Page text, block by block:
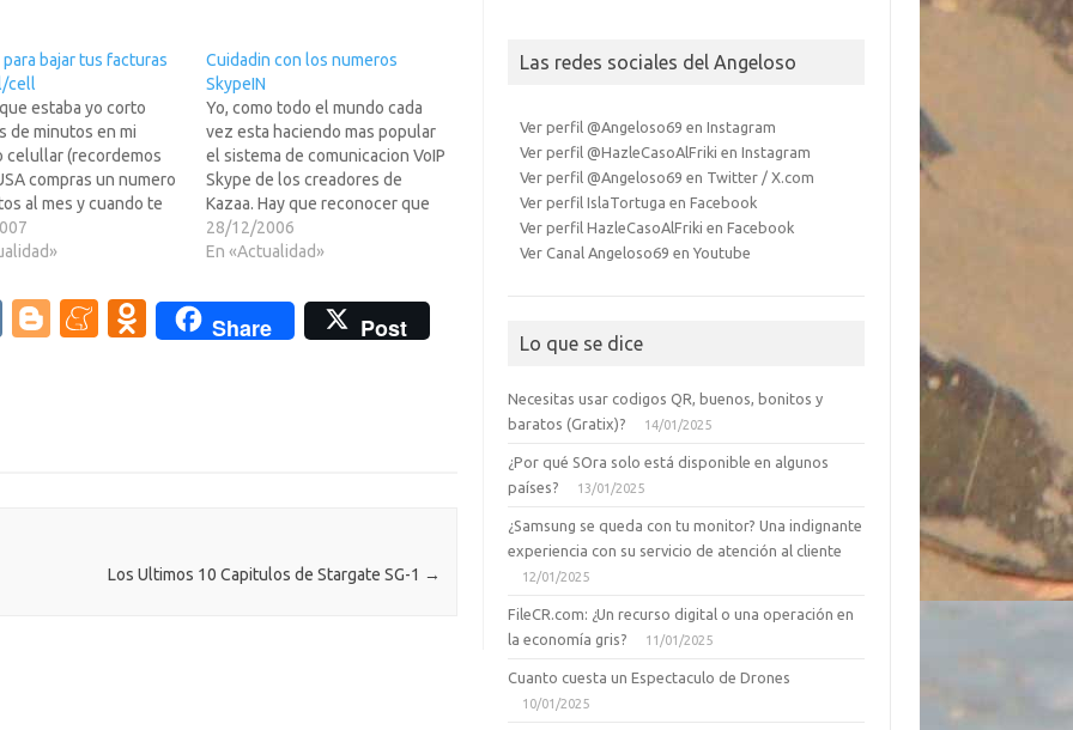
bajar tus facturas
cell
estaba yo corto
de minutos en mi
celullar (recordemos
compras un numero
al mes y cuando te
esos te cobran a medio
minuto que te
dar la vuelta a…
Cuidadin con los numeros
SkypeIN
Yo, como todo el mundo cada
vez esta haciendo mas popular
el sistema de comunicacion VoIP
Skype de los creadores de
Kazaa. Hay que reconocer que
funciona realmente bien y la
calidad de sonido es realmente
computadora por enmedio, la
cual esta realizando otras
28/12/2006
En «Actualidad»
V
Bl
M O
ik
Share
Post
Los Ultimos 10 Capitulos de Stargate SG-1 →
Las redes sociales del Angeloso
Ver perfil @Angeloso69 en Instagram
Ver perfil @HazleCasoAlFriki en Instagram
Ver perfil @Angeloso69 en Twitter / X.com
Ver perfil IslaTortuga en Facebook
Ver perfil HazleCasoAlFriki en Facebook
Ver Canal Angeloso69 en Youtube
Lo que se dice
Necesitas usar codigos QR, buenos, bonitos y
baratos (Gratix)?
14/01/2025
¿Por qué SOra solo está disponible en algunos
países?
13/01/2025
¿Samsung se queda con tu monitor? Una indignante
experiencia con su servicio de atención al cliente
12/01/2025
FileCR.com: ¿Un recurso digital o una operación en
la economía gris?
11/01/2025
Cuanto cuesta un Espectaculo de Drones
10/01/2025